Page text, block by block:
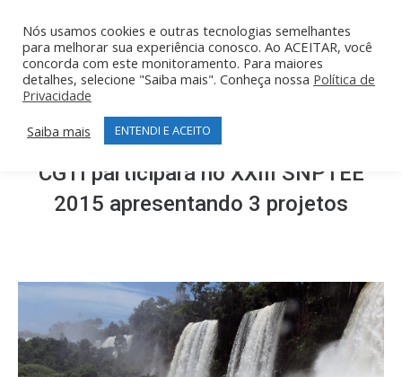
CGTI participará no XXIII SNPTEE
2015 apresentando 3 projetos
Nós usamos cookies e outras tecnologias semelhantes
para melhorar sua experiência conosco. Ao ACEITAR, você
concorda com este monitoramento. Para maiores
detalhes, selecione "Saiba mais". Conheça nossa Política de
Privacidade
Saiba mais
ENTENDI E ACEITO